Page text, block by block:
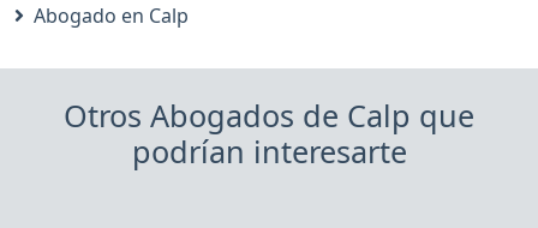
Abogado en Calp
Otros Abogados de Calp que
podrían interesarte